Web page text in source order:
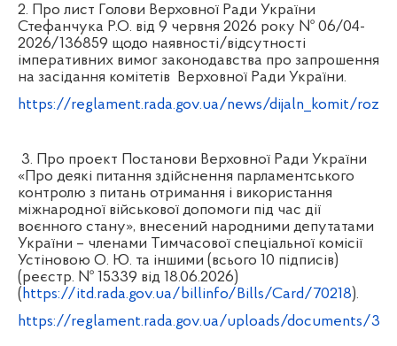
2. Про лист Голови Верховної Ради України
Стефанчука Р.О. від 9 червня 2026 року № 06/04-
2026/136859 щодо наявності/відсутності
імперативних вимог законодавства про запрошення
на засідання комітетів
Верховної Ради України.
https://reglament.rada.gov.ua/news/dijaln_komit/
3. Про проект Постанови Верховної Ради України
«Про деякі питання здійснення парламентського
контролю з питань отримання і використання
міжнародної військової допомоги під час дії
воєнного стану», внесений народними депутатами
України – членами Тимчасової спеціальної комісії
Устіновою О. Ю. та іншими (всього 10 підписів)
(реєстр. № 15339 від 18.06.2026)
( https://itd.rada.gov.ua/billinfo/Bills/Card/70218).
https://reglament.rada.gov.ua/uploads/documents/